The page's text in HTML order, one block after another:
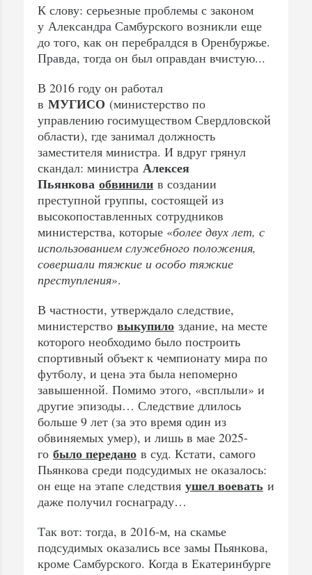
К слову: серьезные проблемы с законом
у Александра Самбурского возникли еще
до того, как он перебралдся в Оренбуржье.
Правда, тогда он был оправдан вчистую...
В 2016 году он работал
в МУГИСО (министерство по
управлению госимуществом Свердловской
области), где занимал должность
заместителя министра. И вдруг грянул
скандал: министра Алексея
Пьянкова обвинили в создании
преступной группы, состоящей из
высокопоставленных сотрудников
министерства, которые «более двух лет, с
использованием служебного положения,
совершали тяжкие и особо тяжкие
преступления».
В частности, утверждало следствие,
министерство выкупило здание, на месте
которого необходимо было построить
спортивный объект к чемпионату мира по
футболу, и цена эта была непомерно
завышенной. Помимо этого, «всплыли» и
другие эпизоды… Следствие длилось
больше 9 лет (за это время один из
обвиняемых умер), и лишь в мае 2025-
го было передано в суд. Кстати, самого
Пьянкова среди подсудимых не оказалось:
он еще на этапе следствия ушел воевать и
даже получил госнаграду…
Так вот: тогда, в 2016-м, на скамье
подсудимых оказались все замы Пьянкова,
кроме Самбурского. Когда в Екатеринбурге